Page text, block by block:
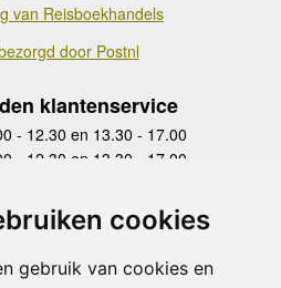
cookies
gebruik van cookies en
van Reisboekhandels
door Postnl
klantenservice
- 12.30 en 13.30 - 17.00
- 12.30 en 13.30 - 17.00
- 12.30 en 13.30 - 17.00
- 12.30 en 13.30 - 17.00
gesloten
gesloten